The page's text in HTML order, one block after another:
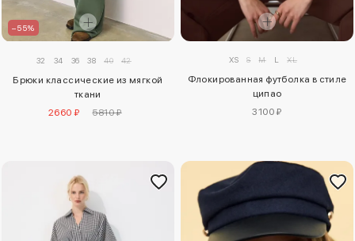
–55%
32 34 36 38 40 42
Брюки классические из мягкой
ткани
2660 ₽
5810 ₽
XS S M L XL
Флокированная футболка в стиле
ципао
3100 ₽